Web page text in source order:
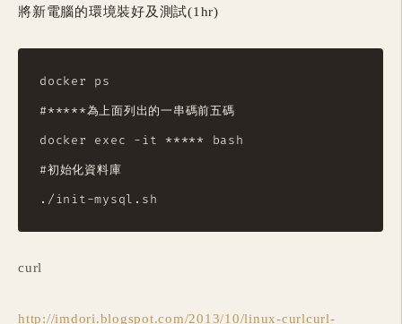
將新電腦的環境裝好及測試(1hr)
docker ps
#*****為上面列出的一串碼前五碼
docker exec -it ***** bash
#初始化資料庫
curl
http://imdori.blogspot.com/2013/10/linux-curlcurl-